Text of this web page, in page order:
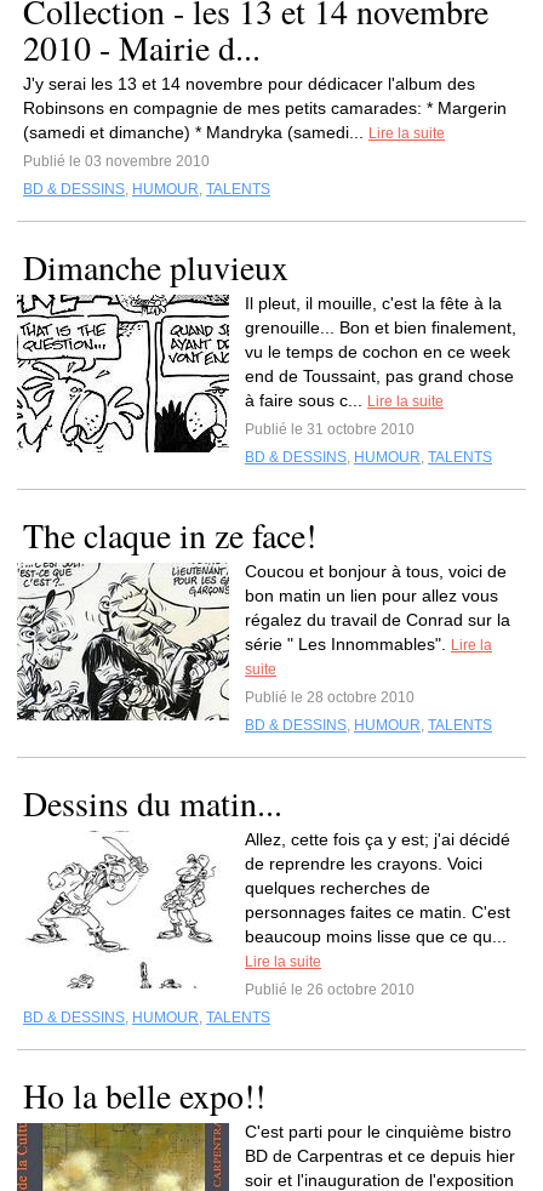
Collection - les 13 et 14 novembre
2010 - Mairie d...
J'y serai les 13 et 14 novembre pour dédicacer l'album des
Robinsons en compagnie de mes petits camarades: * Margerin
(samedi et dimanche) * Mandryka (samedi...
Lire la suite
Publié le 03 novembre 2010
BD & DESSINS, HUMOUR, TALENTS
Dimanche pluvieux
Il pleut, il mouille, c'est la fête à la
grenouille... Bon et bien finalement,
vu le temps de cochon en ce week
end de Toussaint, pas grand chose
à faire sous c...
Lire la suite
Publié le 31 octobre 2010
BD & DESSINS, HUMOUR, TALENTS
The claque in ze face!
Coucou et bonjour à tous, voici de
bon matin un lien pour allez vous
régalez du travail de Conrad sur la
série " Les Innommables".
Lire la
suite
Publié le 28 octobre 2010
BD & DESSINS, HUMOUR, TALENTS
Dessins du matin...
Allez, cette fois ça y est; j'ai décidé
de reprendre les crayons. Voici
quelques recherches de
personnages faites ce matin. C'est
beaucoup moins lisse que ce qu...
Lire la suite
Publié le 26 octobre 2010
BD & DESSINS, HUMOUR, TALENTS
Ho la belle expo!!
C'est parti pour le cinquième bistro
BD de Carpentras et ce depuis hier
soir et l'inauguration de l'exposition